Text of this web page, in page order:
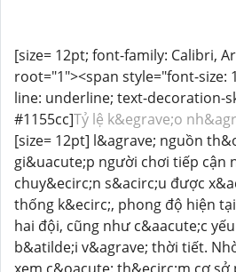
[size= 12pt; font-family: Calibri,
root="1"><span style="font-
line: underline; text-decoration-
#1155cc]Tỷ lệ k&egrave;o
[size= 12pt] l&agrave; nguồn
gi&uacute;p người chơi tiếp cận
chuy&ecirc;n s&acirc;u được
thống k&ecirc;, phong độ hiện
hai đội, cũng như c&aacute;c
b&atilde;i v&agrave; thời tiết.